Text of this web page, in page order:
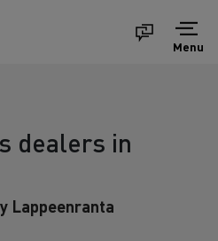
Menu
dealers in
Lappeenranta